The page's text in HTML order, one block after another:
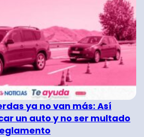
ya no van más: Así
un auto y no ser multado